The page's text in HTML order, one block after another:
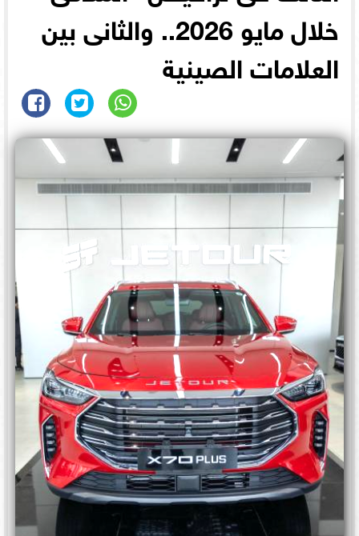
خلال مايو 2026.. والثانى بين
العلامات الصينية